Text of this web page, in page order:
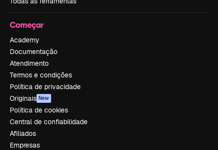
Começar
Academy
Documentação
Atendimento
Termos e condições
Política de privacidade
Originais New
Política de cookies
Central de confiabilidade
Afiliados
Empresas